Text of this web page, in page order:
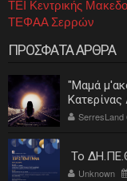
ΤΕΙ Κεντρικής
ΤΕΦΑΑ Σερρών
ΠΡΟΣΦΑΤΑ ΑΡΘΡΑ
"Μαμά
Το
Unknown